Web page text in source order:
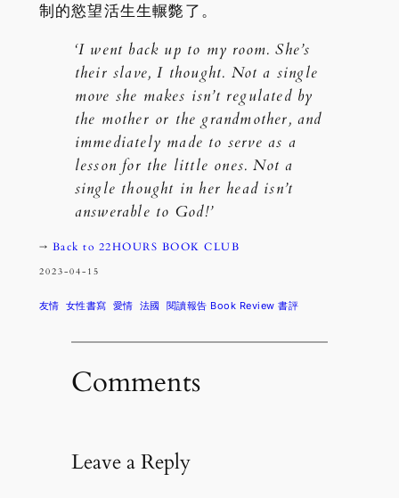
制的慾望活生生輾斃了。
‘I went back up to my room. She’s
their slave, I thought. Not a single
move she makes isn’t regulated by
the mother or the grandmother, and
immediately made to serve as a
lesson for the little ones. Not a
single thought in her head isn’t
answerable to God!’
→ Back to 22HOURS BOOK CLUB
2023-04-15
友情 女性書寫 愛情 法國 閱讀報告 Book Review 書評
Comments
Leave a Reply